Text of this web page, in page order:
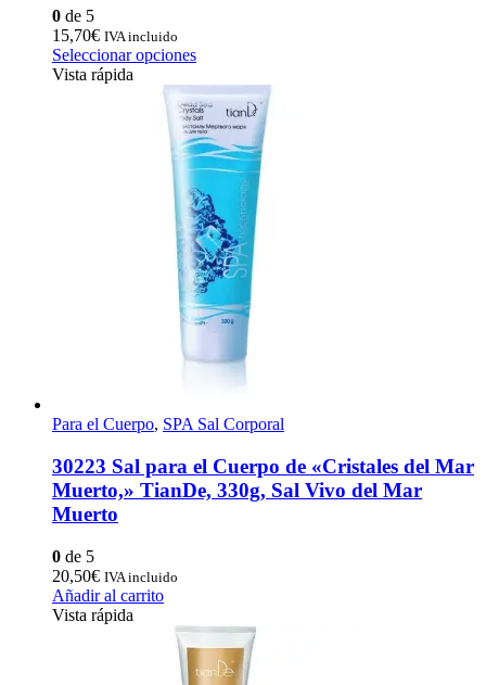
0 de 5
15,70€ IVA incluido
Seleccionar opcionesEste
tiene
múltiples
variantes.
Las
opciones
se
pueden
elegir
en
la
página
de
producto
Vista rápida
Para el Cuerpo, SPA Sal Corporal
30223 Sal para el Cuerpo de «Cristales del Mar
Muerto,» TianDe, 330g, Sal Vivo del Mar
Muerto
0 de 5
20,50€ IVA incluido
Añadir al carrito
Vista rápida